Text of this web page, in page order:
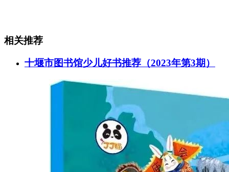
相关推荐
十堰市图书馆少儿好书推荐（2023年第3期）